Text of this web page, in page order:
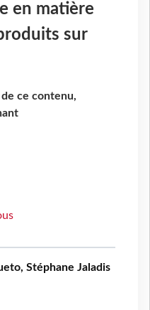
en matière
sur
ce contenu,
Stéphane Jaladis